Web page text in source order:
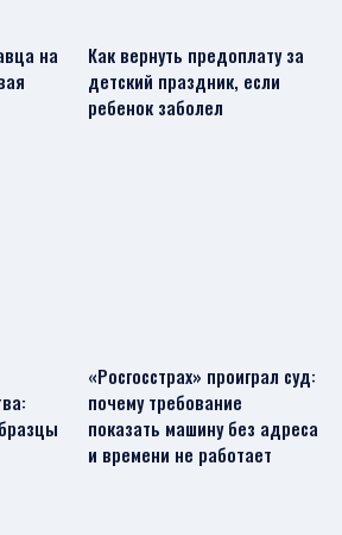
на
Как вернуть предоплату за
детский праздник, если
ребенок заболел
«Росгосстрах» проиграл суд:
почему требование
показать машину без адреса
и времени не работает